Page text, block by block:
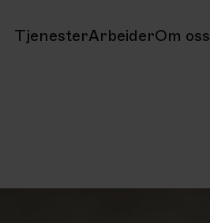
TjenesterArbeiderOm oss